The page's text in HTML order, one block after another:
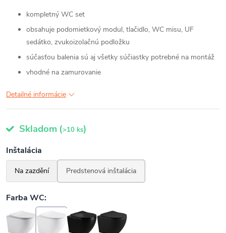
kompletný WC set
obsahuje podomietkový modul, tlačidlo, WC misu, UF
sedátko, zvukoizolačnú podložku
súčasťou balenia sú aj všetky súčiastky potrebné na montáž
vhodné na zamurovanie
Detailné informácie
Skladom (>10 ks)